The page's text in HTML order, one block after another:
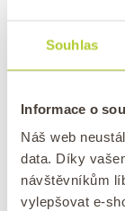
Souhlas
Informace o
Náš web
data. Díky
návštěvníkům
vylepšovat e-
obyčejného
Plnění vám
by měla
piškot, na